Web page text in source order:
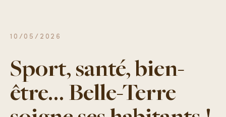
S’installer
Actualités
10/05/2026
Sport, santé, bien-
être… Belle-Terre